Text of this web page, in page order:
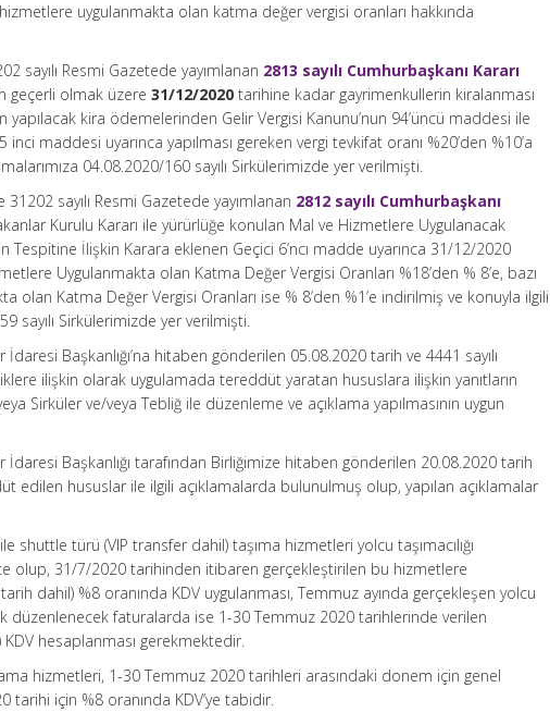
uygulanmakta olan katma değer vergisi oranları hakkında
sayılı Resmi Gazetede yayımlanan 2813 sayılı Cumhurbaşkanı Kararı
geçerli olmak üzere31/12/2020 tarihine kadar gayrimenkullerin kiralanması
yapılacak kira ödemelerinden Gelir Vergisi Kanunu’nun 94’üncü maddesi ile
inci maddesi uyarınca yapılması gereken vergi tevkifat oranı %20’den %10’a
04.08.2020/160 sayılı Sirkülerimizde yer verilmişti.
sayılı Resmi Gazetede yayımlanan 2812 sayılı Cumhurbaşkanı
Kurulu Kararı ile yürürlüğe konulan Mal ve Hizmetlere Uygulanacak
Tespitine İlişkin Karara eklenen Geçici 6’ncı madde uyarınca 31/12/2020
Uygulanmakta olan Katma Değer Vergisi Oranları %18’den % 8’e, bazı
olan Katma Değer Vergisi Oranları ise % 8’den %1’e indirilmiş ve konuyla ilgili
sayılı Sirkülerimizde yer verilmişti.
İdaresi Başkanlığı’na hitaben gönderilen 05.08.2020 tarih ve 4441 sayılı
ilişkin olarak uygulamada tereddüt yaratan hususlara ilişkin yanıtların
Sirküler ve/veya Tebliğ ile düzenleme ve açıklama yapılmasının uygun
İdaresi Başkanlığı tarafından Birliğimize hitaben gönderilen 20.08.2020 tarih
edilen hususlar ile ilgili açıklamalarda bulunulmuş olup, yapılan açıklamalar
shuttle türü (VIP transfer dahil) taşıma hizmetleri yolcu taşımacılığı
olup, 31/7/2020 tarihinden itibaren gerçekleştirilen bu hizmetlere
dahil) %8 oranında KDV uygulanması, Temmuz ayında gerçekleşen yolcu
düzenlenecek faturalarda ise 1-30 Temmuz 2020 tarihlerinde verilen
hesaplanması gerekmektedir.
hizmetleri, 1-30 Temmuz 2020 tarihleri arasındaki donem için genel
tarihi için %8 oranında KDV’ye tabidir.